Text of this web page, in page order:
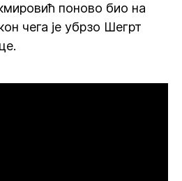
поново био на
чега је убрзо Шегрт